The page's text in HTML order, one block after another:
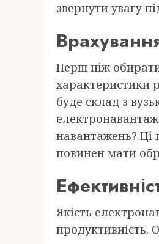
звернути увагу
Перш ніж
характеристики
буде склад з
навантажень? Ці
повинен мати
Якість
продуктивність.